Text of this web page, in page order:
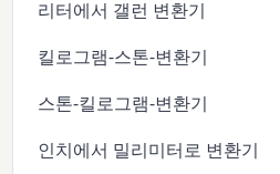
리터에서 갤런 변환기
킬로그램-스톤-변환기
스톤-킬로그램-변환기
인치에서 밀리미터로 변환기